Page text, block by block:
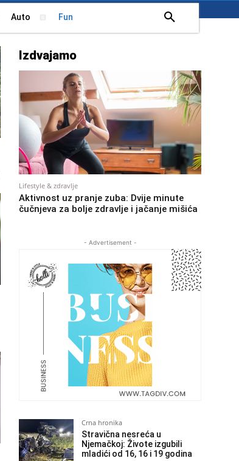
Auto Fun
Izdvajamo
Lifestyle & zdravlje
Aktivnost uz pranje zuba: Dvije minute
čučnjeva za bolje zdravlje i jačanje mišića
- Advertisement -
Crna hronika
Stravična nesreća u
Njemačkoj: Živote izgubili
mladići od 16, 16 i 19 godina